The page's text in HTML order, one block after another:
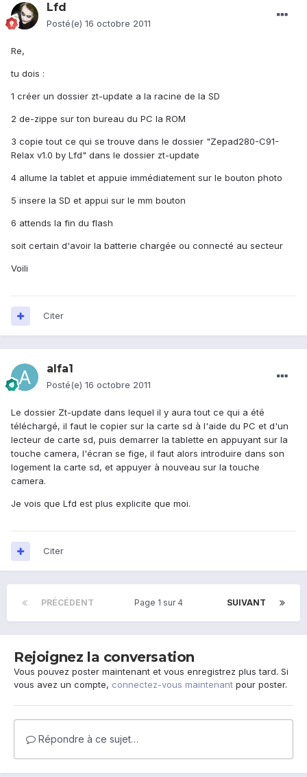
Lfd
Posté(e) 16 octobre 2011
Re,
tu dois :
1 créer un dossier zt-update a la racine de la SD
2 de-zippe sur ton bureau du PC la ROM
3 copie tout ce qui se trouve dans le dossier "Zepad280-C91-
Relax v1.0 by Lfd" dans le dossier zt-update
4 allume la tablet et appuie immédiatement sur le bouton photo
5 insere la SD et appui sur le mm bouton
6 attends la fin du flash
soit certain d'avoir la batterie chargée ou connecté au secteur
Voili
Citer
alfa1
Posté(e) 16 octobre 2011
Le dossier Zt-update dans lequel il y aura tout ce qui a été
téléchargé, il faut le copier sur la carte sd à l'aide du PC et d'un
lecteur de carte sd, puis demarrer la tablette en appuyant sur la
touche camera, l'écran se fige, il faut alors introduire dans son
logement la carte sd, et appuyer à nouveau sur la touche
camera.
Je vois que Lfd est plus explicite que moi.
Citer
PRÉCÉDENT SUIVANT
Page 1 sur 4
Rejoignez la conversation
Vous pouvez poster maintenant et vous enregistrez plus tard. Si
vous avez un compte, connectez-vous maintenant pour poster.
Répondre à ce sujet…